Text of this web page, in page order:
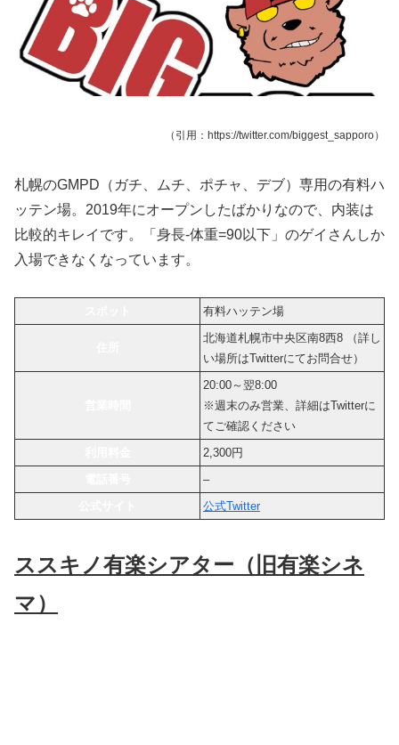
（引用：https://twitter.com/biggest_sapporo）
札幌のGMPD（ガチ、ムチ、ポチャ、デブ）専用の有料ハ
ッテン場。2019年にオープンしたばかりなので、内装は
比較的キレイです。「身長-体重=90以下」のゲイさんしか
入場できなくなっています。
有料ハッテン場
北海道札幌市中央区南8西8 （詳し
い場所はTwitterにてお問合せ）
20:00～翌8:00
※週末のみ営業、詳細はTwitterに
てご確認ください
2,300円
–
公式Twitter
ススキノ有楽シアター（旧有楽シネ
マ）